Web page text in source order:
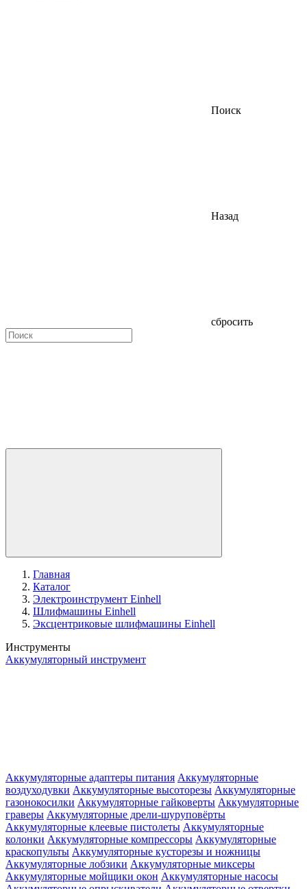
Поиск
Назад
сбросить
Главная
Каталог
Электроинструмент Einhell
Шлифмашины Einhell
Эксцентриковые шлифмашины Einhell
Инструменты
Аккумуляторный инструмент
Аккумуляторные адаптеры питания Аккумуляторные
воздуходувки Аккумуляторные высоторезы Аккумуляторные
газонокосилки Аккумуляторные гайковерты Аккумуляторные
граверы Аккумуляторные дрели-шуруповёрты
Аккумуляторные клеевые пистолеты Аккумуляторные
колонки Аккумуляторные компрессоры Аккумуляторные
краскопульты Аккумуляторные кусторезы и ножницы
Аккумуляторные лобзики Аккумуляторные миксеры
Аккумуляторные мойщики окон Аккумуляторные насосы